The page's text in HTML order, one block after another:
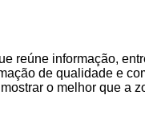
reúne informação,
de qualidade e
o melhor que a